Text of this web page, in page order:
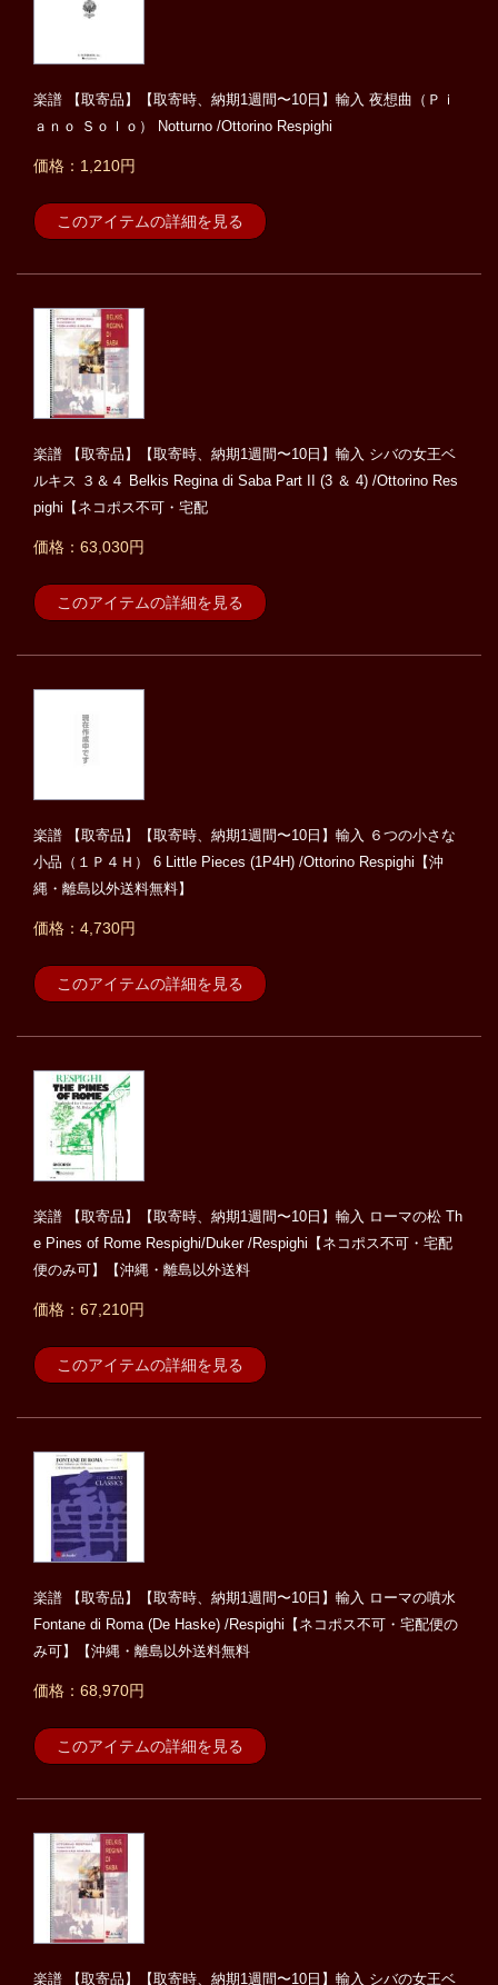
楽譜 【取寄品】【取寄時、納期1週間〜10日】輸入 夜想曲（Ｐｉ
ａｎｏ Ｓｏｌｏ） Notturno /Ottorino Respighi
価格：1,210円
このアイテムの詳細を見る
楽譜 【取寄品】【取寄時、納期1週間〜10日】輸入 シバの女王ベ
ルキス ３＆４ Belkis Regina di Saba Part II (3 ＆ 4) /Ottorino Res
pighi【ネコポス不可・宅配
価格：63,030円
このアイテムの詳細を見る
楽譜 【取寄品】【取寄時、納期1週間〜10日】輸入 ６つの小さな
小品（１Ｐ４Ｈ） 6 Little Pieces (1P4H) /Ottorino Respighi【沖
縄・離島以外送料無料】
価格：4,730円
このアイテムの詳細を見る
楽譜 【取寄品】【取寄時、納期1週間〜10日】輸入 ローマの松 Th
e Pines of Rome Respighi/Duker /Respighi【ネコポス不可・宅配
便のみ可】【沖縄・離島以外送料
価格：67,210円
このアイテムの詳細を見る
楽譜 【取寄品】【取寄時、納期1週間〜10日】輸入 ローマの噴水
Fontane di Roma (De Haske) /Respighi【ネコポス不可・宅配便の
み可】【沖縄・離島以外送料無料
価格：68,970円
このアイテムの詳細を見る
楽譜 【取寄品】【取寄時、納期1週間〜10日】輸入 シバの女王ベ